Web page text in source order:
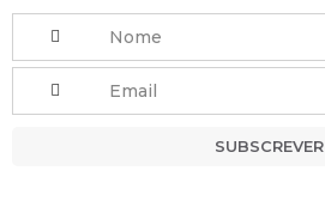
SUBSCREVER